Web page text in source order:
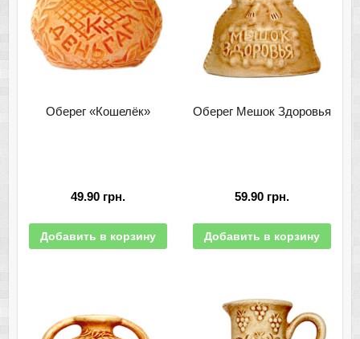
Оберег «Кошелёк»
49.90 грн.
Добавить в корзину
Оберег Мешок Здоровья
59.90 грн.
Добавить в корзину